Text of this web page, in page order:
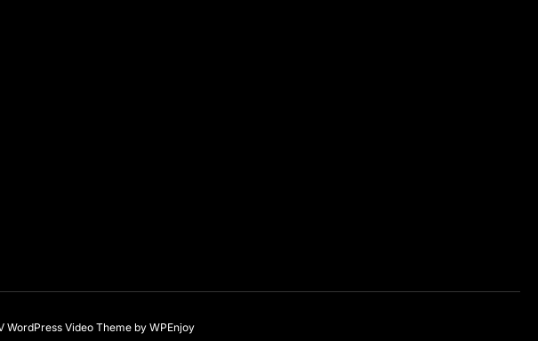
WordPress Video Themeby WPEnjoy